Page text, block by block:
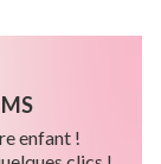
enfant !